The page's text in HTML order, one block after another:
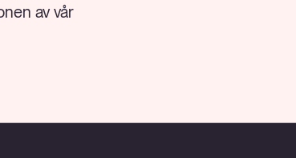
av vår